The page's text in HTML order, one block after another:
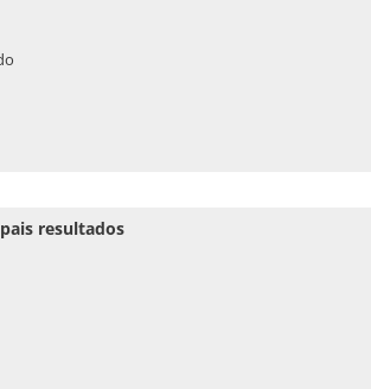
resultados